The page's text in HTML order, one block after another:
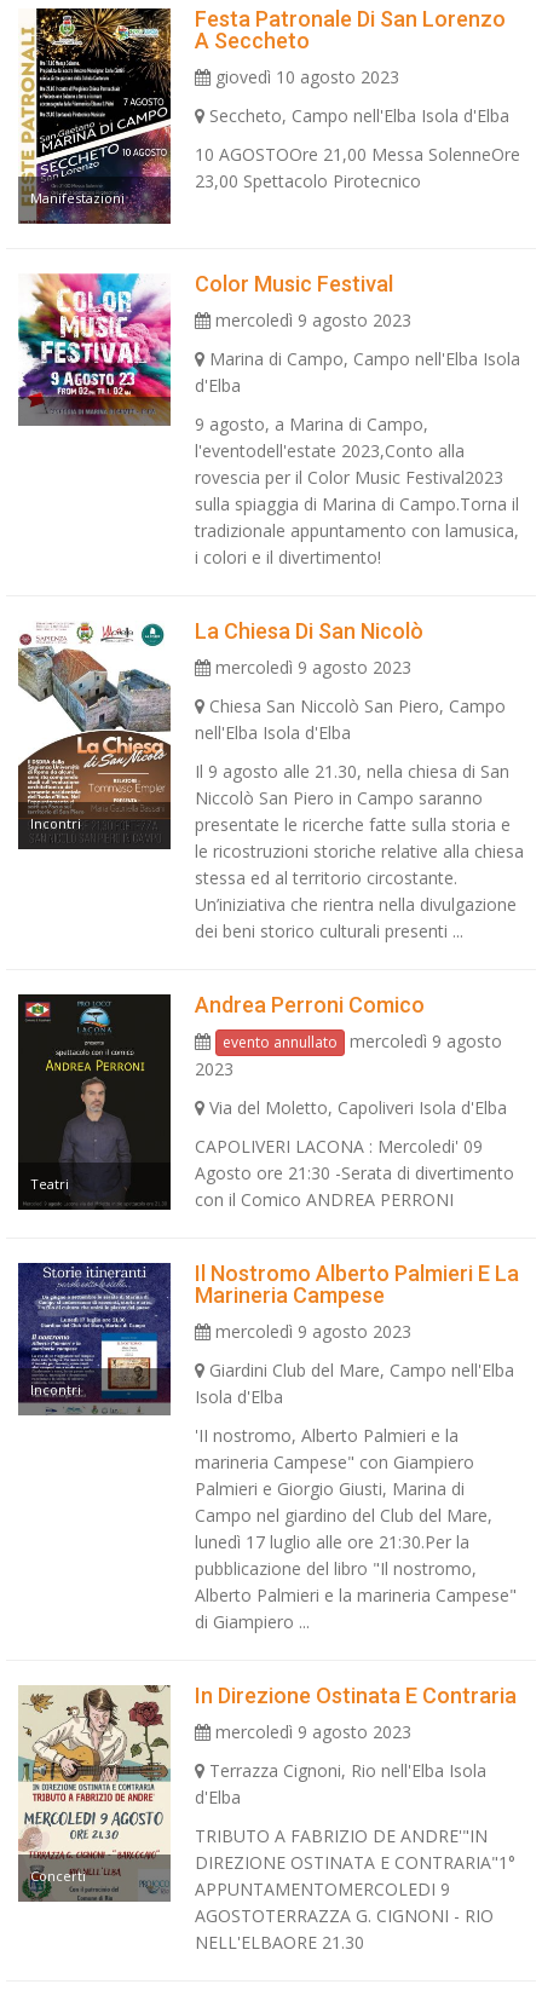
Manifestazioni
Festa Patronale Di San Lorenzo
A Seccheto
giovedì 10 agosto 2023
Seccheto, Campo nell'Elba Isola d'Elba
10 AGOSTOOre 21,00 Messa SolenneOre
23,00 Spettacolo Pirotecnico
Color Music Festival
mercoledì 9 agosto 2023
Marina di Campo, Campo nell'Elba Isola
d'Elba
9 agosto, a Marina di Campo,
l'eventodell'estate 2023,Conto alla
rovescia per il Color Music Festival2023
sulla spiaggia di Marina di Campo.Torna il
tradizionale appuntamento con lamusica,
i colori e il divertimento!
Incontri
La Chiesa Di San Nicolò
mercoledì 9 agosto 2023
Chiesa San Niccolò San Piero, Campo
nell'Elba Isola d'Elba
Il 9 agosto alle 21.30, nella chiesa di San
Niccolò San Piero in Campo saranno
presentate le ricerche fatte sulla storia e
le ricostruzioni storiche relative alla chiesa
stessa ed al territorio circostante.
Un’iniziativa che rientra nella divulgazione
dei beni storico culturali presenti ...
Teatri
Andrea Perroni Comico
evento annullato
mercoledì 9 agosto
2023
Via del Moletto, Capoliveri Isola d'Elba
CAPOLIVERI LACONA : Mercoledi' 09
Agosto ore 21:30 -Serata di divertimento
con il Comico ANDREA PERRONI
Incontri
Il Nostromo Alberto Palmieri E La
Marineria Campese
mercoledì 9 agosto 2023
Giardini Club del Mare, Campo nell'Elba
Isola d'Elba
'II nostromo, Alberto Palmieri e la
marineria Campese" con Giampiero
Palmieri e Giorgio Giusti, Marina di
Campo nel giardino del Club del Mare,
lunedì 17 luglio alle ore 21:30.Per la
pubblicazione del libro "Il nostromo,
Alberto Palmieri e la marineria Campese"
di Giampiero ...
Concerti
In Direzione Ostinata E Contraria
mercoledì 9 agosto 2023
Terrazza Cignoni, Rio nell'Elba Isola
d'Elba
TRIBUTO A FABRIZIO DE ANDRE'"IN
DIREZIONE OSTINATA E CONTRARIA"1°
APPUNTAMENTOMERCOLEDI 9
AGOSTOTERRAZZA G. CIGNONI - RIO
NELL'ELBAORE 21.30